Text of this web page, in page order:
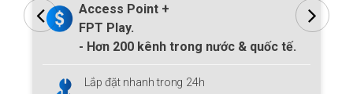
Access Point +
FPT Play.
- Hơn 200 kênh trong nước & quốc tế.
Lắp đặt nhanh trong 24h